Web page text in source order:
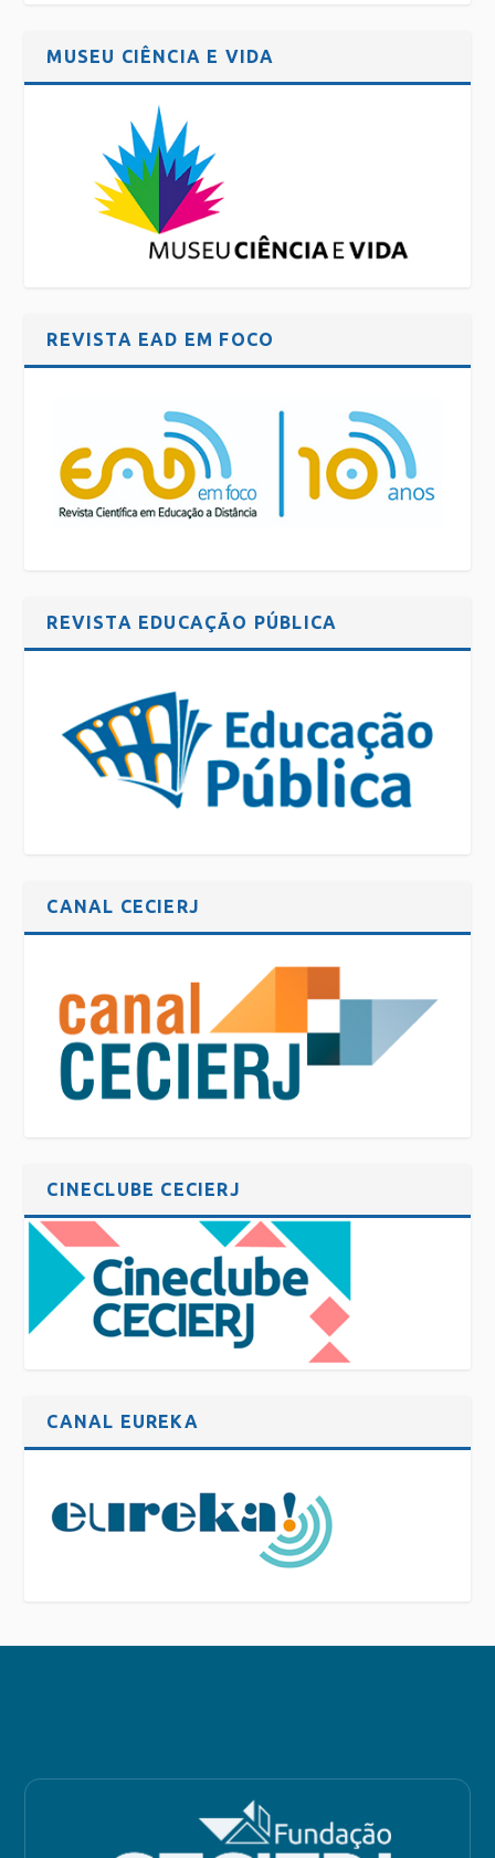
MUSEU CIÊNCIA E VIDA
REVISTA EAD EM FOCO
REVISTA EDUCAÇÃO PÚBLICA
CANAL CECIERJ
CINECLUBE CECIERJ
CANAL EUREKA